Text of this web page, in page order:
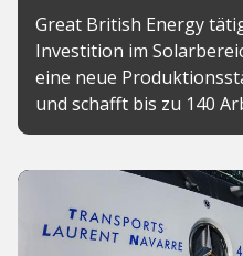
Great British Energy
Investition im
eine neue
und schafft bis zu 140